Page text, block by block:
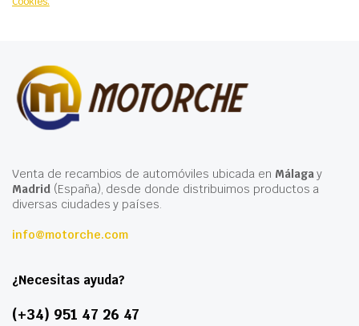
Venta de recambios de automóviles ubicada en Málagay
Madrid(España), desde donde distribuimos productos a
diversas ciudades y países.
info@motorche.com
¿Necesitas ayuda?
(+34) 951 47 26 47